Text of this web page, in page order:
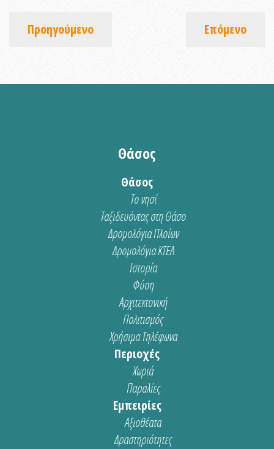
Προηγούμενο Επόμενο
Θάσος
Θάσος
Το νησί
Ταξιδευόντας στη Θάσο
Δρομολόγια Πλοίων
Δρομολόγια ΚΤΕΛ
Ιστορία
Φύση
Αρχιτεκτονική
Πολιτισμός
Χρήσιμα Τηλέφωνα
Περιοχές
Χωριά
Παραλίες
Εμπειρίες
Αξιοθέατα
Δραστηριότητες